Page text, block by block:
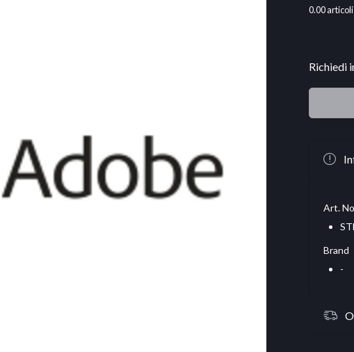
0.00
Richiedi
Art.
Brand
-